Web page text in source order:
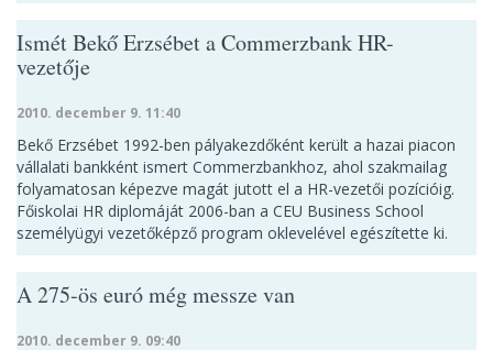
Ismét Bekő Erzsébet a Commerzbank HR-
vezetője
2010. december 9. 11:40
Bekő Erzsébet 1992-ben pályakezdőként került a hazai piacon
vállalati bankként ismert Commerzbankhoz, ahol szakmailag
folyamatosan képezve magát jutott el a HR-vezetői pozícióig.
Főiskolai HR diplomáját 2006-ban a CEU Business School
személyügyi vezetőképző program oklevelével egészítette ki.
A 275-ös euró még messze van
2010. december 9. 09:40